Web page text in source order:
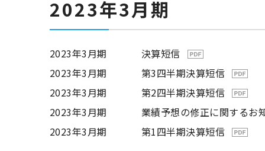
2023年3月期
2023年3月期
決算短信
2023年3月期
第3四半期決算短信
2023年3月期
第2四半期決算短信
2023年3月期
業績予想の修正に関するお
2023年3月期
第1四半期決算短信